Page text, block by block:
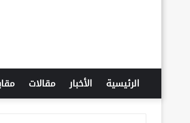
الرئيسية الأخبار مقالات